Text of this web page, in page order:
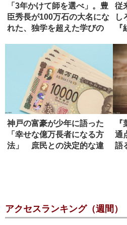
「3年かけて師を選べ」。豊
臣秀長が100万石の大名にな
れた、独学を超えた学びの
従
し
神戸の富豪が少年に語った
「幸せな億万長者になる方
法」 庶民との決定的な違
通
語
アクセスランキング（週間）